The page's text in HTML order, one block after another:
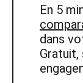
En 5
dans
Gratuit,